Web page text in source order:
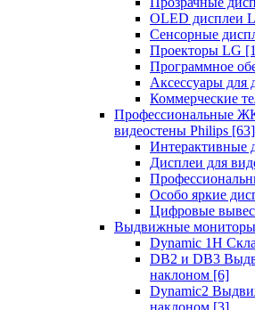
OLED дисплеи
Сенсорные
Проекторы LG
Программное
Аксессуары для
Коммерческие
Профессиональные
видеостены Philips [63]
Интерактивные
Дисплеи для
Особо яркие
Цифровые
Выдвижные
Dynamic 1Н
DB2 и DB3
наклоном [6]
Dynamic2
наклоном [3]